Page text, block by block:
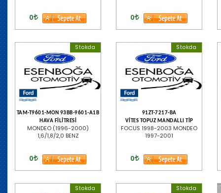
0 0
Stokda
TAM-T9601-MON 93BB-9601-A1B
HAVA FİLİTRESİ
MONDEO (1996-2000)
1,6/1,8/2,0 BENZ
0
Stokda
91ZT-7217-BA
VİTES TOPUZ MANDALLI TİP
FOCUS 1998-2003 MONDEO
1997-2001
0
Stokda Stokda